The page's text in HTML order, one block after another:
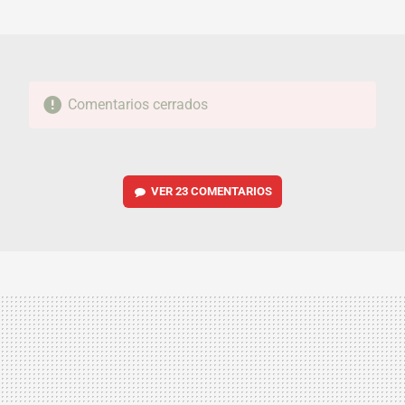
Comentarios cerrados
VER 23 COMENTARIOS